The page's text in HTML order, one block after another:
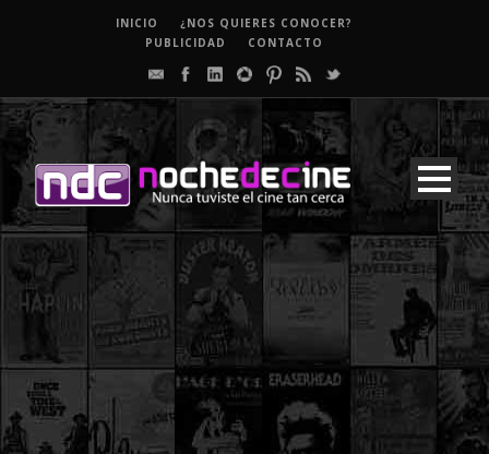
INICIO
¿NOS QUIERES CONOCER?
PUBLICIDAD
CONTACTO